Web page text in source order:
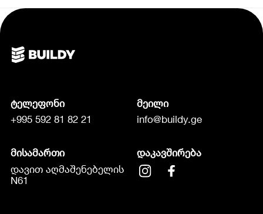
ტელეფონი
+995 592 81 82 21
მეილი
info@buildy.ge
მისამართი
დავით აღმაშენებელის
N61
დაკავშირება